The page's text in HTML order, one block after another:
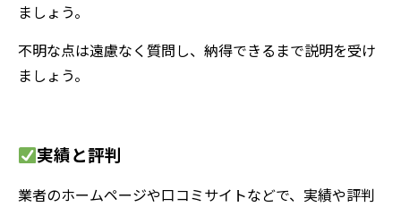
ましょう。
不明な点は遠慮なく質問し、納得できるまで説明を受け
ましょう。
実績と評判
業者のホームページや口コミサイトなどで、実績や評判